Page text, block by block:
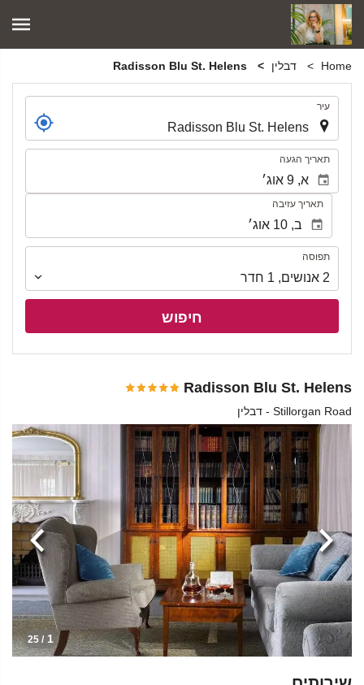
Home דבלין
עיר
תאריך הגעה
תאריך עזיבה
תפוסה
תפוסה
2 אנושים,
1 חדר
חיפוש
Radisson Blu St. Helens
Stillorgan Road - דבלין
1
/ 25
הקודמת הבא